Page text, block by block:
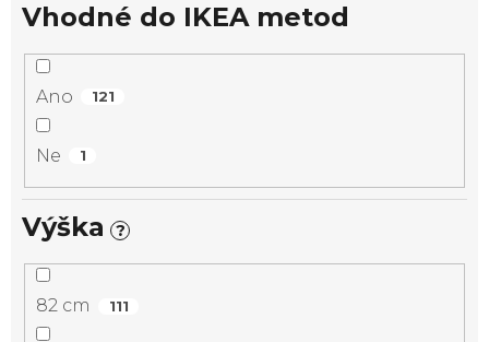
Vhodné do IKEA metod
Ano 121
Ne 1
Výška ?
82 cm 111